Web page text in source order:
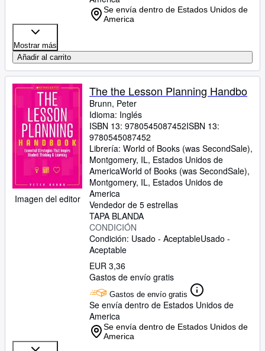
Se envía dentro de Estados Unidos de
America
Mostrar más
Añadir al carrito
Imagen del editor
The the Lesson Planning Handbo
Brunn, Peter
Idioma: Inglés
ISBN 13: 9780545087452ISBN 13:
9780545087452
Librería: World of Books (was SecondSale),
Montgomery, IL, Estados Unidos de
AmericaWorld of Books (was SecondSale),
Montgomery, IL, Estados Unidos de
America
Vendedor de 5 estrellas
TAPA BLANDA
CONDICIÓN
Condición: Usado - AceptableUsado -
Aceptable
EUR 3,36
Gastos de envío gratis
Gastos de envío gratis
Se envía dentro de Estados Unidos de
America
Se envía dentro de Estados Unidos de
America